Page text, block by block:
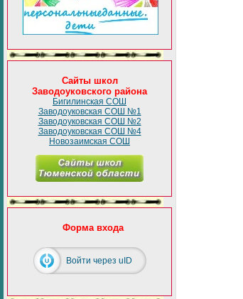
Сайты школ
Заводоуковского района
Бигилинская СОШ
Заводоуковская СОШ №1
Заводоуковская СОШ №2
Заводоуковская СОШ №4
Новозаимская СОШ
Форма входа
Войти через uID